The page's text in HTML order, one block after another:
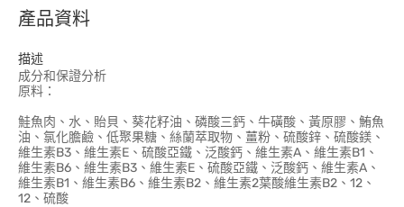
產品資料
描述
成分和保證分析
原料：
鮭魚肉、水、貽貝、葵花籽油、磷酸三鈣、牛磺酸、黃原膠、鮪魚
油、氯化膽鹼、低聚果糖、絲蘭萃取物、薑粉、硫酸鋅、硫酸鎂、
維生素B3、維生素E、硫酸亞鐵、泛酸鈣、維生素A、維生素B1、
維生素B6、維生素B3、維生素E、硫酸亞鐵、泛酸鈣、維生素A、
維生素B1、維生素B6、維生素B2、維生素2葉酸維生素B2、12、
12、硫酸